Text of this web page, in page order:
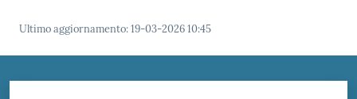
Argomenti
Ultimo aggiornamento:19-03-2026 10:45